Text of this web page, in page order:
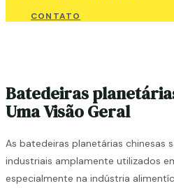
CONTATO
Batedeiras
Uma Visão Geral
As batedeiras planetárias chinesas
industriais amplamente utilizados
especialmente na indústria